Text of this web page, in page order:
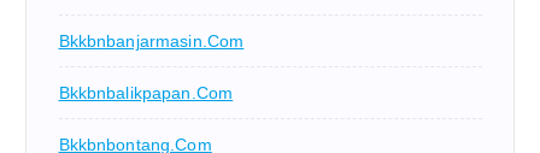
Bkkbnbanjarmasin.com
Bkkbnbalikpapan.com
Bkkbnbontang.com